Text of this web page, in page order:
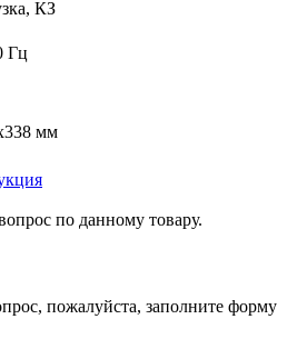
КЗ
Гц
мм
по данному товару.
пожалуйста, заполните форму